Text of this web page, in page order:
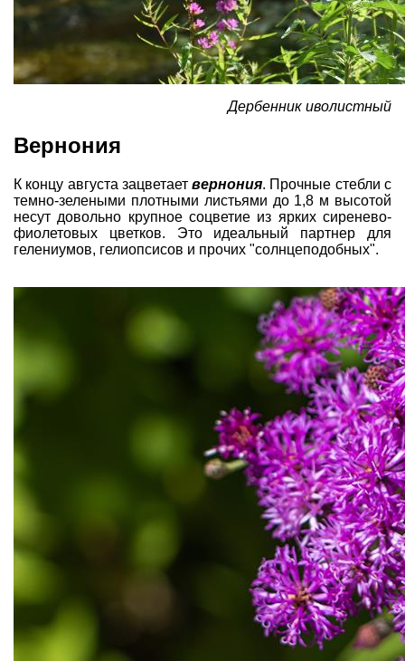
Дербенник иволистный
Вернония
К концу августа зацветаетвернония. Прочные стебли с
темно-зелеными плотными листьями до 1,8 м высотой
несут довольно крупное соцветие из ярких сиренево-
фиолетовых цветков. Это идеальный партнер для
гелениумов, гелиопсисов и прочих "солнцеподобных".